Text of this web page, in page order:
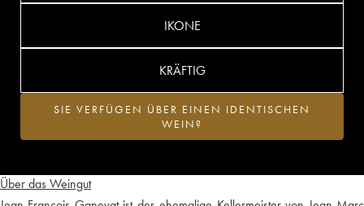
Über das Weingut
IKONE
KRÄFTIG
SIE VERFÜGEN ÜBER EINEN IDENTISCHEN
WEIN?